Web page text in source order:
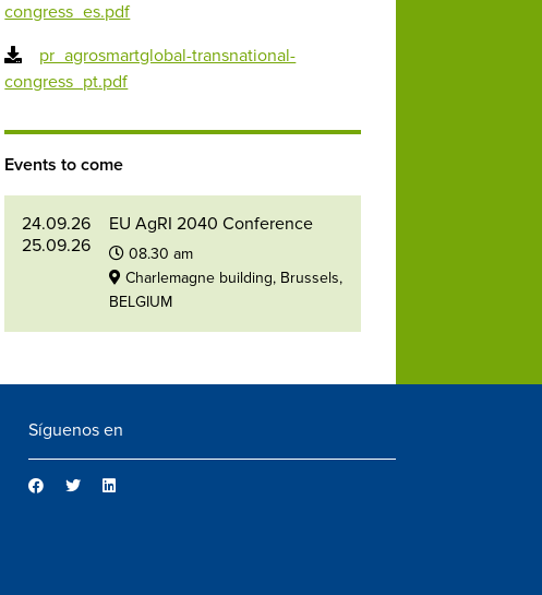
congress_es.pdf
pr_agrosmartglobal-transnational-
congress_pt.pdf
Events to come
24.09.26
25.09.26
EU AgRI 2040 Conference
08.30 am
Charlemagne building, Brussels,
BELGIUM
Síguenos en